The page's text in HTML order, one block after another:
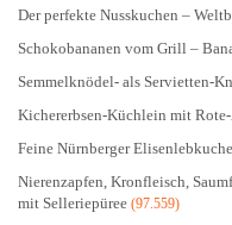
Der perfekte Nusskuchen –
Schokobananen vom Grill –
Semmelknödel- als Servietten-
Kichererbsen-Küchlein mit
Feine Nürnberger
Nierenzapfen, Kronfleisch,
mit Selleriepüree (97.559)